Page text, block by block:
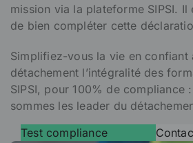
mission via la plateforme SIPSI.
de bien compléter cette
Simplifiez-vous la vie en confiant
détachement l’intégralité des
SIPSI, pour 100% de compliance
sommes les leader du
Test compliance